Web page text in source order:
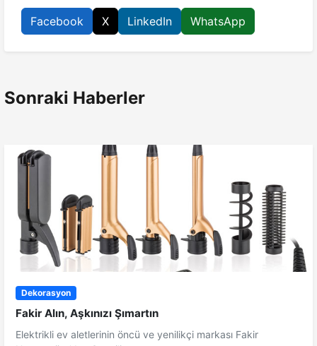
Facebook X LinkedIn WhatsApp
Sonraki Haberler
Dekorasyon
Fakir Alın, Aşkınızı Şımartın
Elektrikli ev aletlerinin öncü ve yenilikçi markası Fakir